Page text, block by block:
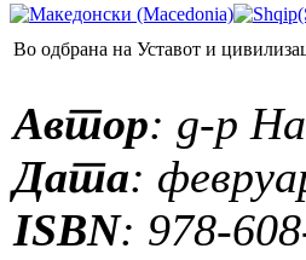
Во одбрана на Уставот и
Автор: д-р
Дата:
ISBN: 978-